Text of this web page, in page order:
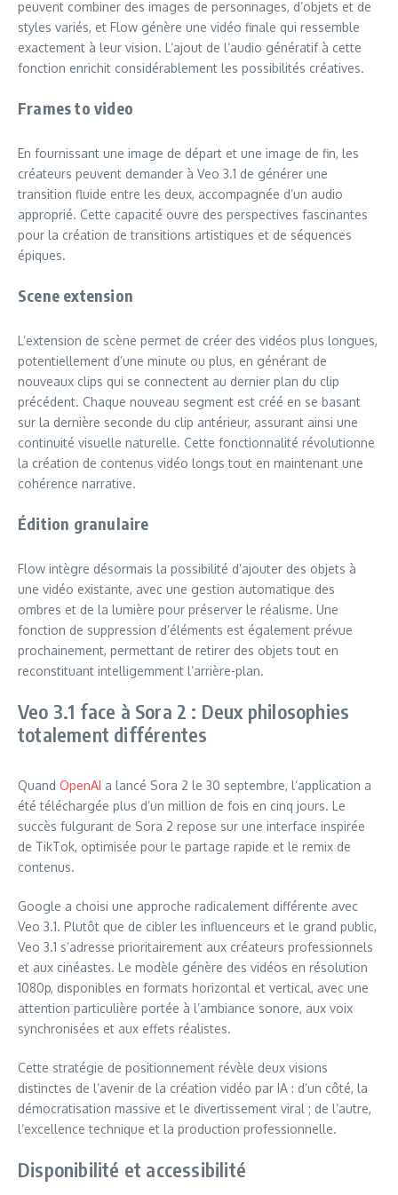
peuvent combiner des images de personnages, d’objets et de
styles variés, et Flow génère une vidéo finale qui ressemble
exactement à leur vision. L’ajout de l’audio génératif à cette
fonction enrichit considérablement les possibilités créatives.
Frames to video
En fournissant une image de départ et une image de fin, les
créateurs peuvent demander à Veo 3.1 de générer une
transition fluide entre les deux, accompagnée d’un audio
approprié. Cette capacité ouvre des perspectives fascinantes
pour la création de transitions artistiques et de séquences
épiques.
Scene extension
L’extension de scène permet de créer des vidéos plus longues,
potentiellement d’une minute ou plus, en générant de
nouveaux clips qui se connectent au dernier plan du clip
précédent. Chaque nouveau segment est créé en se basant
sur la dernière seconde du clip antérieur, assurant ainsi une
continuité visuelle naturelle. Cette fonctionnalité révolutionne
la création de contenus vidéo longs tout en maintenant une
cohérence narrative.
Édition granulaire
Flow intègre désormais la possibilité d’ajouter des objets à
une vidéo existante, avec une gestion automatique des
ombres et de la lumière pour préserver le réalisme. Une
fonction de suppression d’éléments est également prévue
prochainement, permettant de retirer des objets tout en
reconstituant intelligemment l’arrière-plan.
Veo 3.1 face à Sora 2 : Deux philosophies
totalement différentes
Quand OpenAI a lancé Sora 2 le 30 septembre, l’application a
été téléchargée plus d’un million de fois en cinq jours. Le
succès fulgurant de Sora 2 repose sur une interface inspirée
de TikTok, optimisée pour le partage rapide et le remix de
contenus.
Google a choisi une approche radicalement différente avec
Veo 3.1. Plutôt que de cibler les influenceurs et le grand public,
Veo 3.1 s’adresse prioritairement aux créateurs professionnels
et aux cinéastes. Le modèle génère des vidéos en résolution
1080p, disponibles en formats horizontal et vertical, avec une
attention particulière portée à l’ambiance sonore, aux voix
synchronisées et aux effets réalistes.
Cette stratégie de positionnement révèle deux visions
distinctes de l’avenir de la création vidéo par IA : d’un côté, la
démocratisation massive et le divertissement viral ; de l’autre,
l’excellence technique et la production professionnelle.
Disponibilité et accessibilité